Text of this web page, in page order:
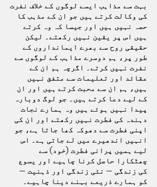
بہت سے مذاہب ایسے لوگوں کے خلاف نفرت
کی وکالت کرتے ہیں جو ان کے مذہب کا
حصہ نہیں ہیں اور جیسا کہ وہ کرتے
ہیں اس پر یقین نہیں رکھتے۔ لیکن
حقیقی روح سے بھرے ایمانداروں کے
طور پر، ہم دوسرے مذاہب کے لوگوں سے
نفرت نہیں کرتے۔ اگرچہ ہم ان کے
عقائد اور تعلیمات سے متفق نہیں
ہیں، ہم ان سے محبت کرتے ہیں اور ان
کے لیے دعا کرتے ہیں۔ جو لوگ دوبارہ
پیدا نہیں ہوئے ہیں وہ ہمارے نجات
دہندہ کی فطرت نہیں رکھتے اور ان کی
اپنی فطرت سے دھوکہ کھا جاتا ہے، جو
انہیں اندھیرے میں لے جاتی ہے۔ اس
لیے ہمیں پرانی فطرت (خود) سے
چھٹکارا حاصل کرنا چاہیے اور یسوع
کی زندگی — نئی زندگی اور ذہنیت —
کو ہمارے ذریعے بہنے دینا چاہیے۔